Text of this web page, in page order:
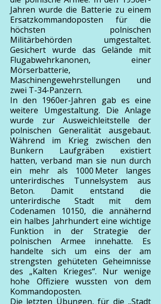
Jahren wurde die Batterie zu einem
Ersatzkommandoposten für die
höchsten polnischen
Militärbehörden umgestaltet.
Gesichert wurde das Gelände mit
Flugabwehrkanonen, einer
Mörserbatterie,
Maschinengewehrstellungen und
zwei T-34-Panzern.
In den 1960er-Jahren gab es eine
weitere Umgestaltung. Die Anlage
wurde zur Ausweichleitstelle der
polnischen Generalität ausgebaut.
Während im Krieg zwischen den
Bunkern Laufgräben existiert
hatten, verband man sie nun durch
ein mehr als 1000 Meter langes
unterirdisches Tunnelsystem aus
Beton. Damit entstand die
unterirdische Stadt mit dem
Codenamen 10150, die annähernd
ein halbes Jahrhundert eine wichtige
Funktion in der Strategie der
polnischen Armee innehatte. Es
handelte sich um eins der am
strengsten gehüteten Geheimnisse
des „Kalten Krieges“. Nur wenige
hohe Offiziere wussten von dem
Kommandoposten.
Die letzten Übungen, für die „Stadt